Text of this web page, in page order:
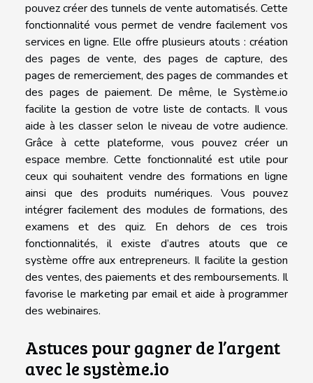
pouvez créer des tunnels de vente automatisés. Cette
fonctionnalité vous permet de vendre facilement vos
services en ligne. Elle offre plusieurs atouts : création
des pages de vente, des pages de capture, des
pages de remerciement, des pages de commandes et
des pages de paiement. De même, le Système.io
facilite la gestion de votre liste de contacts. Il vous
aide à les classer selon le niveau de votre audience.
Grâce à cette plateforme, vous pouvez créer un
espace membre. Cette fonctionnalité est utile pour
ceux qui souhaitent vendre des formations en ligne
ainsi que des produits numériques. Vous pouvez
intégrer facilement des modules de formations, des
examens et des quiz. En dehors de ces trois
fonctionnalités, il existe d’autres atouts que ce
système offre aux entrepreneurs. Il facilite la gestion
des ventes, des paiements et des remboursements. Il
favorise le marketing par email et aide à programmer
des webinaires.
Astuces pour gagner de l’argent
avec le système.io